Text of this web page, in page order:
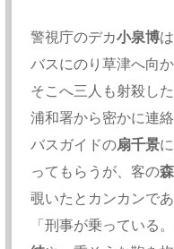
警視庁のデカ小泉博は
バスにのり草津へ向か
そこへ三人も射殺し
浦和署から密かに連絡
バスガイドの扇千景
ってもらうが、客の
覗いたとカンカンであ
「刑事が乗っている